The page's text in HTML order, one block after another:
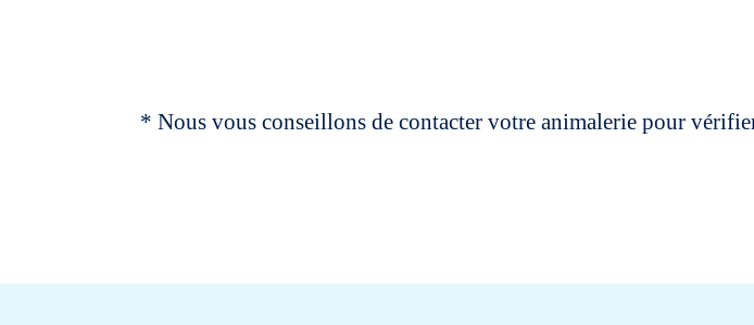
* Nous vous conseillons de contacter votre animalerie pour